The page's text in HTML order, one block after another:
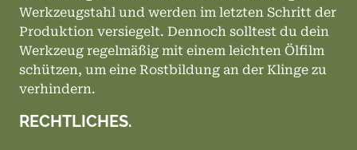
Werkzeugstahl und werden im letzten Schritt der
Produktion versiegelt. Dennoch solltest du dein
Werkzeug regelmäßig mit einem leichten Ölfilm
schützen, um eine Rostbildung an der Klinge zu
verhindern.
RECHTLICHES.